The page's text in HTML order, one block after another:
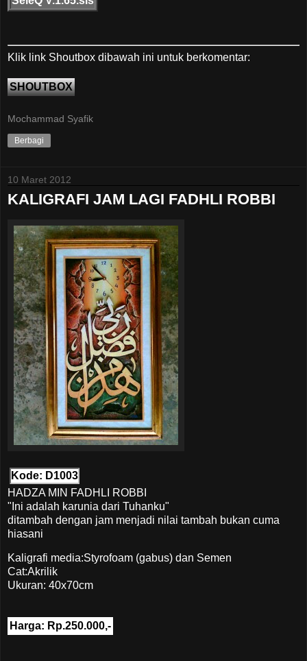
Klik link Shoutbox dibawah ini untuk berkomentar:
SHOUTBOX
Mochammad Syafik
Berbagi
10 Maret 2012
KALIGRAFI JAM LAGI FADHLI ROBBI
Kode: D1003
HADZA MIN FADHLI ROBBI
"Ini adalah karunia dari Tuhanku"
ditambah dengan jam menjadi nilai tambah bukan cuma
hiasani
Kaligrafi media:Styrofoam (gabus) dan Semen
Cat:Akrilik
Ukuran: 40x70cm
Harga: Rp.250.000,-